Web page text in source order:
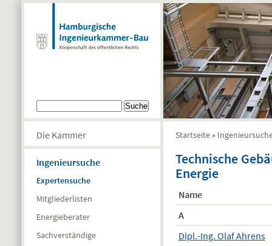
Direkt zum Inhalt
Suchformular
Die Kammer
Ingenieursuche
Expertensuche
Mitgliederlisten
Energieberater
Sachverständige
Sie sind hier
Startseite »
Technische
Energie
Name
A
Dipl.-Ing. Olaf Ahrens